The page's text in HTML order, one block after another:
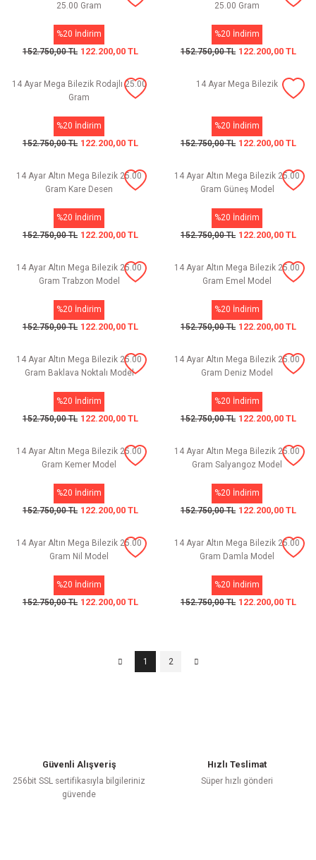
25.00 Gram
%20 İndirim
152.750,00 TL 122.200,00 TL
25.00 Gram
%20 İndirim
152.750,00 TL 122.200,00 TL
14 Ayar Mega Bilezik Rodajlı 25.00
Gram
%20 İndirim
152.750,00 TL 122.200,00 TL
14 Ayar Mega Bilezik
%20 İndirim
152.750,00 TL 122.200,00 TL
14 Ayar Altın Mega Bilezik 25.00
Gram Kare Desen
%20 İndirim
152.750,00 TL 122.200,00 TL
14 Ayar Altın Mega Bilezik 25.00
Gram Güneş Model
%20 İndirim
152.750,00 TL 122.200,00 TL
14 Ayar Altın Mega Bilezik 25.00
Gram Trabzon Model
%20 İndirim
152.750,00 TL 122.200,00 TL
14 Ayar Altın Mega Bilezik 25.00
Gram Emel Model
%20 İndirim
152.750,00 TL 122.200,00 TL
14 Ayar Altın Mega Bilezik 25.00
Gram Baklava Noktalı Model
%20 İndirim
152.750,00 TL 122.200,00 TL
14 Ayar Altın Mega Bilezik 25.00
Gram Deniz Model
%20 İndirim
152.750,00 TL 122.200,00 TL
14 Ayar Altın Mega Bilezik 25.00
Gram Kemer Model
%20 İndirim
152.750,00 TL 122.200,00 TL
14 Ayar Altın Mega Bilezik 25.00
Gram Salyangoz Model
%20 İndirim
152.750,00 TL 122.200,00 TL
14 Ayar Altın Mega Bilezik 25.00
Gram Nil Model
%20 İndirim
152.750,00 TL 122.200,00 TL
14 Ayar Altın Mega Bilezik 25.00
Gram Damla Model
%20 İndirim
152.750,00 TL 122.200,00 TL
1 2
Güvenli Alışveriş
256bit SSL sertifikasıyla bilgileriniz
güvende
Hızlı Teslimat
Süper hızlı gönderi